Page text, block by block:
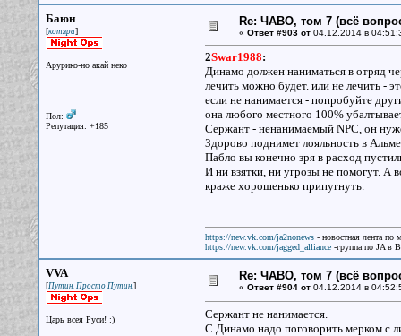
Баюн
[котяра]
Арурико-но акай неко
Пол:
Репутация: +185
Re: ЧАВО, том 7 (всё
« Ответ #903 от04.12.2014 в
2Swar1988:
Динамо должен наниматься в отряд
лечить можно будет. или не лечить -
если не нанимается - попробуйте
она любого местного 100%
Сержант - ненанимаемый NPC, он
Здорово поднимет лояльность в
Пабло вы конечно зря в расход
И ни взятки, ни угрозы не помогут. А
краже хорошенько припугнуть.
https://new.vk.com/ja2nonews- новостная лента по
https://new.vk.com/jagged_alliance-группа по JA в
VVA
[Путин. Просто Путин.]
Царь всея Руси! :)
Re: ЧАВО, том 7 (всё
« Ответ #904 от04.12.2014 в
Сержант не нанимается.
С Динамо надо поговорить мерком с